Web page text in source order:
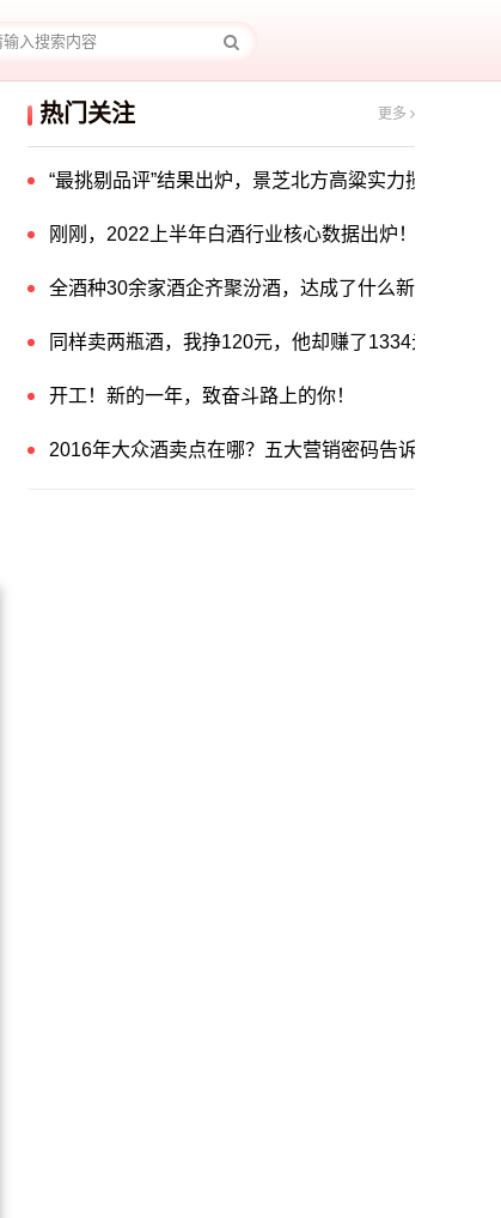
热门关注 更多
“最挑剔品评”结果出炉，景芝北方高粱实力揽获中国
刚刚，2022上半年白酒行业核心数据出炉！
全酒种30余家酒企齐聚汾酒，达成了什么新共识？
同样卖两瓶酒，我挣120元，他却赚了1334元！他
开工！新的一年，致奋斗路上的你！
2016年大众酒卖点在哪？五大营销密码告诉你答案！